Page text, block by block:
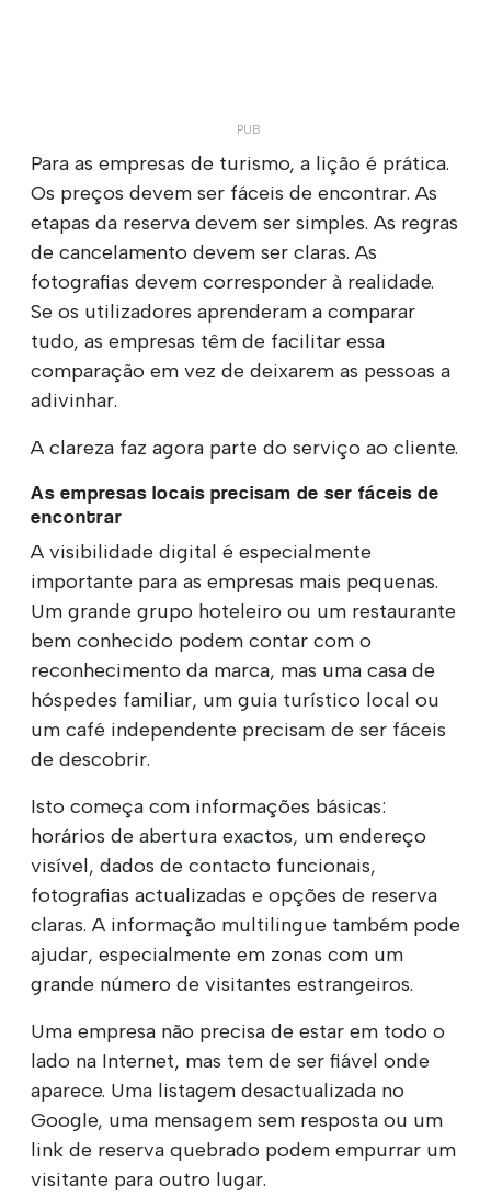
Para as empresas de turismo, a lição é prática.
Os preços devem ser fáceis de encontrar. As
etapas da reserva devem ser simples. As regras
de cancelamento devem ser claras. As
fotografias devem corresponder à realidade.
Se os utilizadores aprenderam a comparar
tudo, as empresas têm de facilitar essa
comparação em vez de deixarem as pessoas a
adivinhar.
A clareza faz agora parte do serviço ao cliente.
As empresas locais precisam de ser fáceis de
encontrar
A visibilidade digital é especialmente
importante para as empresas mais pequenas.
Um grande grupo hoteleiro ou um restaurante
bem conhecido podem contar com o
reconhecimento da marca, mas uma casa de
hóspedes familiar, um guia turístico local ou
um café independente precisam de ser fáceis
de descobrir.
Isto começa com informações básicas:
horários de abertura exactos, um endereço
visível, dados de contacto funcionais,
fotografias actualizadas e opções de reserva
claras. A informação multilingue também pode
ajudar, especialmente em zonas com um
grande número de visitantes estrangeiros.
Uma empresa não precisa de estar em todo o
lado na Internet, mas tem de ser fiável onde
aparece. Uma listagem desactualizada no
Google, uma mensagem sem resposta ou um
link de reserva quebrado podem empurrar um
visitante para outro lugar.